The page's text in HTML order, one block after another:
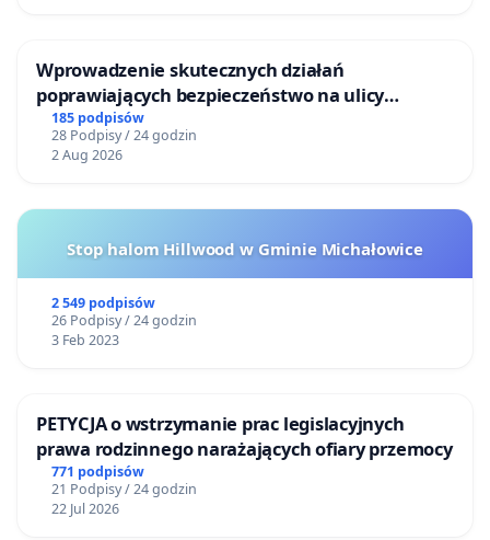
Wprowadzenie skutecznych działań
poprawiających bezpieczeństwo na ulicy
Żeromskiego w Otwocku
185 podpisów
28 Podpisy / 24 godzin
2 Aug 2026
Stop halom Hillwood w Gminie Michałowice
2 549 podpisów
26 Podpisy / 24 godzin
3 Feb 2023
PETYCJA o wstrzymanie prac legislacyjnych
prawa rodzinnego narażających ofiary przemocy
771 podpisów
21 Podpisy / 24 godzin
22 Jul 2026